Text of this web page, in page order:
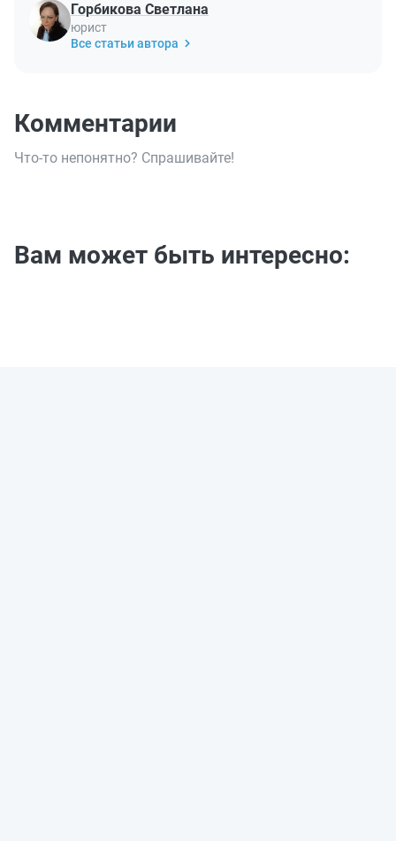
Горбикова Светлана
юрист
Все статьи автора
Комментарии
Что-то непонятно? Спрашивайте!
Вам может быть интересно: